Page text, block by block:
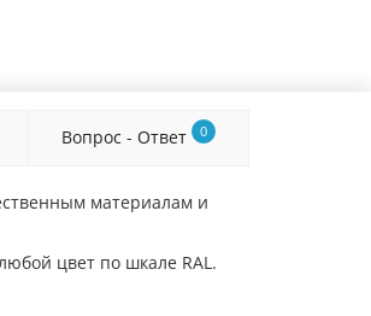
Вопрос - Ответ 0
материалам и
цвет по шкале RAL.